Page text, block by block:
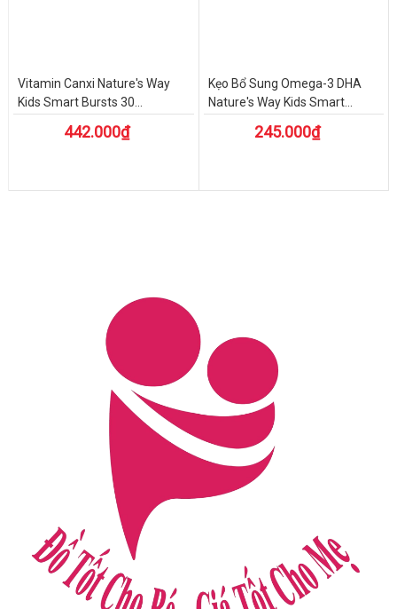
Vitamin Canxi Nature's Way
Kids Smart Bursts 30...
442.000₫
Kẹo Bổ Sung Omega-3 DHA
Nature's Way Kids Smart...
245.000₫